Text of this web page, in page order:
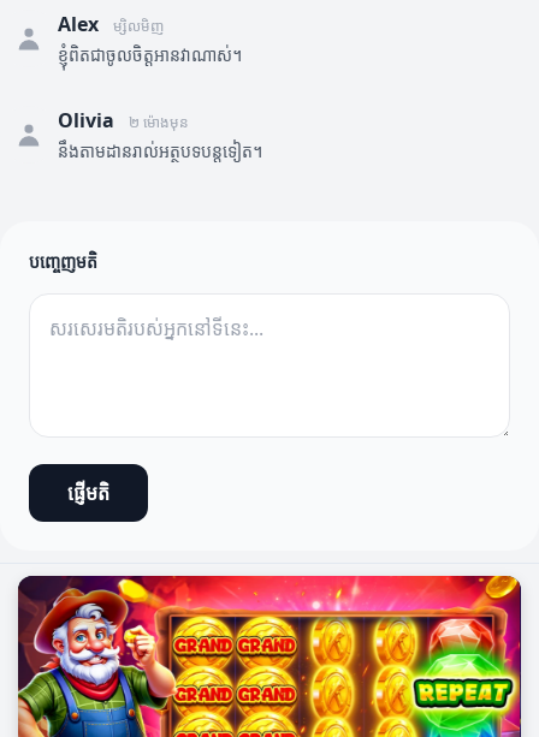
Alex ម្សិលមិញ
ខ្ញុំពិតជាចូលចិត្តអានវាណាស់។
Olivia ២ ម៉ោងមុន
នឹងតាមដានរាល់អត្ថបទបន្តទៀត។
បញ្ចេញមតិ
ផ្ញើមតិ